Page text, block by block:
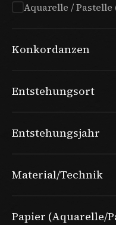
Aquarelle / Pastelle
Konkordanzen
Entstehungsort
Entstehungsjahr
Material/Technik
Papier (Aquarelle/